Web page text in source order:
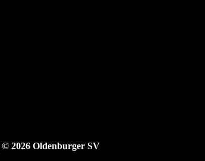
2026 Oldenburger SV